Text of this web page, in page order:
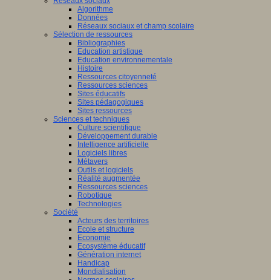
Algorithme
Données
Réseaux sociaux et champ scolaire
Sélection de ressources
Bibliographies
Education artistique
Education environnementale
Histoire
Ressources citoyenneté
Ressources sciences
Sites éducatifs
Sites pédagogiques
Sites ressources
Sciences et techniques
Culture scientifique
Développement durable
Intelligence artificielle
Logiciels libres
Métavers
Outils et logiciels
Réalité augmentée
Ressources sciences
Robotique
Technologies
Société
Acteurs des territoires
Ecole et structure
Economie
Ecosystème éducatif
Génération internet
Handicap
Mondialisation